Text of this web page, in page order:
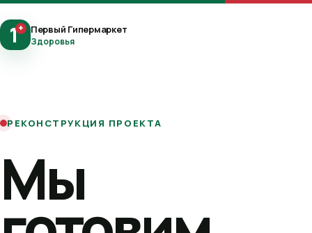
1+ Первый Гипермаркет
Здоровья
РЕКОНСТРУКЦИЯ ПРОЕКТА
Мы